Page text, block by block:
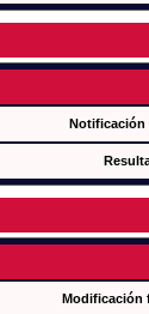
Notificación
Modificación